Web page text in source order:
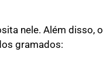
nele. Além disso, o
gramados: